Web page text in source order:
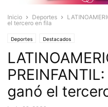
Inicio Deportes
el tercero en fila
Deportes Destacados
ganó el